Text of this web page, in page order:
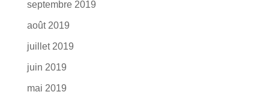
septembre 2019
août 2019
juillet 2019
juin 2019
mai 2019